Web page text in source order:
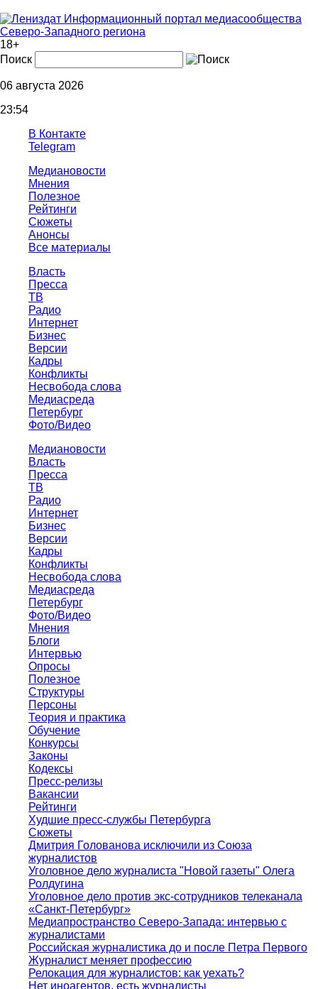
Информационный портал медиасообщества
Северо-Западного региона
18+
Поиск
06 августа 2026
23:54
В Контакте
Telegram
Медиановости
Мнения
Полезное
Рейтинги
Сюжеты
Анонсы
Все материалы
Власть
Пресса
ТВ
Радио
Интернет
Бизнес
Версии
Кадры
Конфликты
Несвобода слова
Медиасреда
Петербург
Фото/Видео
Медиановости
Власть
Пресса
ТВ
Радио
Интернет
Бизнес
Версии
Кадры
Конфликты
Несвобода слова
Медиасреда
Петербург
Фото/Видео
Мнения
Блоги
Интервью
Опросы
Полезное
Структуры
Персоны
Теория и практика
Обучение
Конкурсы
Законы
Кодексы
Пресс-релизы
Вакансии
Рейтинги
Худшие пресс-службы Петербурга
Сюжеты
Дмитрия Голованова исключили из Союза
журналистов
Уголовное дело журналиста "Новой газеты" Олега
Ролдугина
Уголовное дело против экс-сотрудников телеканала
«Санкт-Петербург»
Медиапространство Северо-Запада: интервью с
журналистами
Российская журналистика до и после Петра Первого
Журналист меняет профессию
Релокация для журналистов: как уехать?
Нет иноагентов, есть журналисты